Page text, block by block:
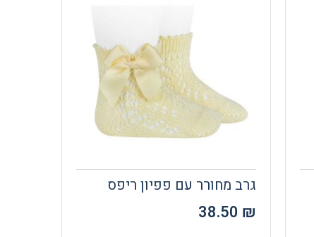
גרב מחורר עם פפיון ריפס
38.50 ₪